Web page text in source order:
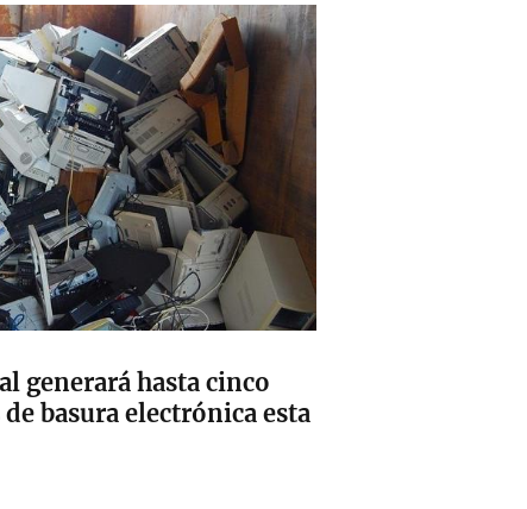
generará hasta cinco
basura electrónica esta